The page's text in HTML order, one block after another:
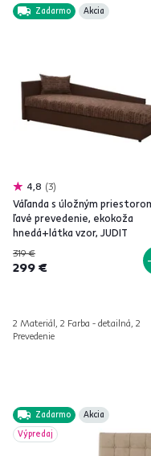
Zadarmo Akcia
4,8 3
Váľanda s úložným
ľavé prevedenie, ekokoža
hnedá+látka vzor, JUDIT
319 €
299 €
2 Materiál, 2 Farba - detailná, 2
Prevedenie
Zadarmo
Akcia
Výpredaj